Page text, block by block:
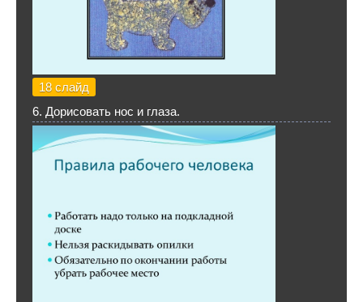
18 слайд
6. Дорисовать нос и глаза.